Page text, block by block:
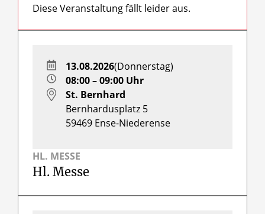
Diese Veranstaltung fällt leider aus.
HL. MESSE
Hl. Messe
13.08.2026(Donnerstag)
08:00 – 09:00 Uhr
St. Bernhard
Bernhardusplatz 5
59469 Ense-Niederense